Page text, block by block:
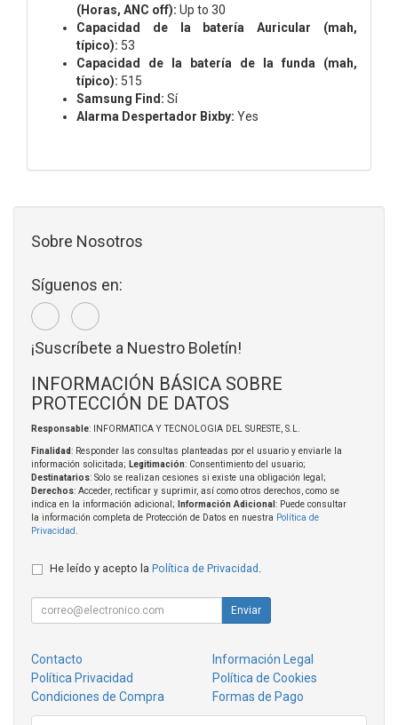
(Horas, ANC off): Up to 30
Capacidad de la batería Auricular (mah,
típico): 53
Capacidad de la batería de la funda (mah,
típico): 515
Samsung Find: Sí
Alarma Despertador Bixby: Yes
Sobre Nosotros
Síguenos en:
¡Suscríbete a Nuestro Boletín!
INFORMACIÓN BÁSICA SOBRE
PROTECCIÓN DE DATOS
Responsable: INFORMATICA Y TECNOLOGIA DEL SURESTE, S.L.
Finalidad: Responder las consultas planteadas por el usuario y enviarle la
información solicitada; Legitimación: Consentimiento del usuario;
Destinatarios: Solo se realizan cesiones si existe una obligación legal;
Derechos: Acceder, rectificar y suprimir, así como otros derechos, como se
indica en la información adicional;
Información Adicional : Puede consultar
la información completa de Protección de Datos en nuestra Política de
Privacidad
He leído y acepto la Política de Privacidad
Enviar
Contacto
Información Legal
Política Privacidad
Política de Cookies
Condiciones de Compra
Formas de Pago